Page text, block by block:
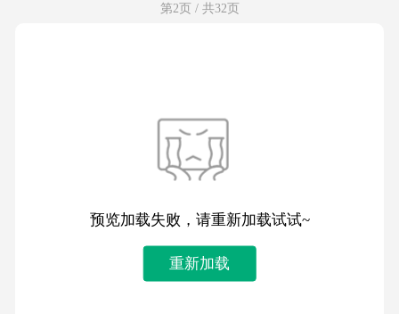
第2页 / 共32页
预览加载失败，请重新加载试试~
重新加载